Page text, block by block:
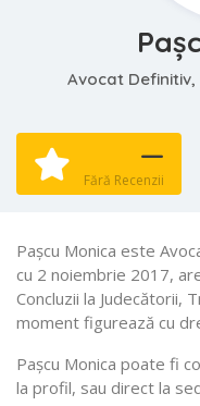
Avocat Definitiv,
—
Fără Recenzii
Pașcu Monica este
cu 2 noiembrie 2017,
Concluzii la Judecătorii,
moment figurează cu
Pașcu Monica poate fi
la profil, sau direct la